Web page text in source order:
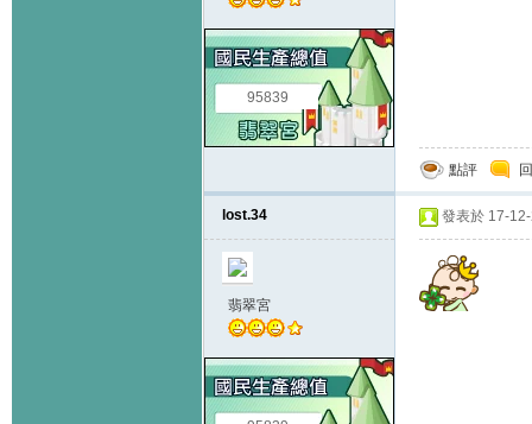
95839
點評
lost.34
翡翠宮
發表於 17-